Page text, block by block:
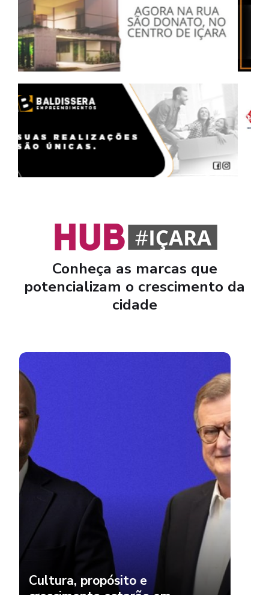
Conheça as marcas que
potencializam o crescimento da
cidade
Cultura, propósito e
crescimento estarão em
discussão na ExpoMais